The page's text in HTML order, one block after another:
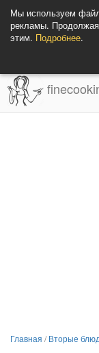
Мы используем
рекламы.
этим. Подробнее.
Главная /Вторые